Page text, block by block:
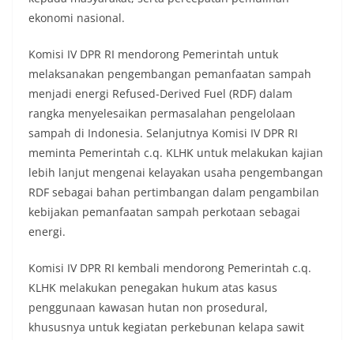
ekonomi nasional.
Komisi IV DPR RI mendorong Pemerintah untuk
melaksanakan pengembangan pemanfaatan sampah
menjadi energi Refused-Derived Fuel (RDF) dalam
rangka menyelesaikan permasalahan pengelolaan
sampah di Indonesia. Selanjutnya Komisi IV DPR RI
meminta Pemerintah c.q. KLHK untuk melakukan kajian
lebih lanjut mengenai kelayakan usaha pengembangan
RDF sebagai bahan pertimbangan dalam pengambilan
kebijakan pemanfaatan sampah perkotaan sebagai
energi.
Komisi IV DPR RI kembali mendorong Pemerintah c.q.
KLHK melakukan penegakan hukum atas kasus
penggunaan kawasan hutan non prosedural,
khususnya untuk kegiatan perkebunan kelapa sawit